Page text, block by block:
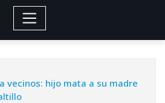
vecinos: hijo mata a su madre